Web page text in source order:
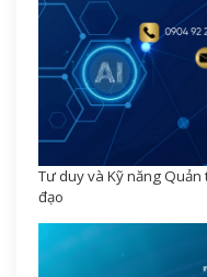
Tư duy và Kỹ năng
đạo